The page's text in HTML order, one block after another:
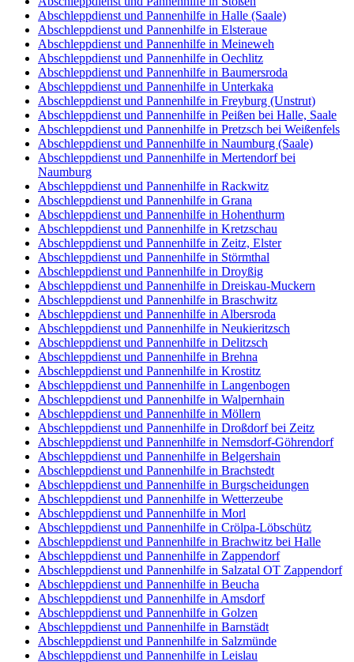
Abschleppdienst und Pannenhilfe in Halle (Saale)
Abschleppdienst und Pannenhilfe in Elsteraue
Abschleppdienst und Pannenhilfe in Meineweh
Abschleppdienst und Pannenhilfe in Oechlitz
Abschleppdienst und Pannenhilfe in Baumersroda
Abschleppdienst und Pannenhilfe in Unterkaka
Abschleppdienst und Pannenhilfe in Freyburg (Unstrut)
Abschleppdienst und Pannenhilfe in Peißen bei Halle, Saale
Abschleppdienst und Pannenhilfe in Pretzsch bei Weißenfels
Abschleppdienst und Pannenhilfe in Naumburg (Saale)
Abschleppdienst und Pannenhilfe in Mertendorf bei
Naumburg
Abschleppdienst und Pannenhilfe in Rackwitz
Abschleppdienst und Pannenhilfe in Grana
Abschleppdienst und Pannenhilfe in Hohenthurm
Abschleppdienst und Pannenhilfe in Kretzschau
Abschleppdienst und Pannenhilfe in Zeitz, Elster
Abschleppdienst und Pannenhilfe in Störmthal
Abschleppdienst und Pannenhilfe in Droyßig
Abschleppdienst und Pannenhilfe in Dreiskau-Muckern
Abschleppdienst und Pannenhilfe in Braschwitz
Abschleppdienst und Pannenhilfe in Albersroda
Abschleppdienst und Pannenhilfe in Neukieritzsch
Abschleppdienst und Pannenhilfe in Delitzsch
Abschleppdienst und Pannenhilfe in Brehna
Abschleppdienst und Pannenhilfe in Krostitz
Abschleppdienst und Pannenhilfe in Langenbogen
Abschleppdienst und Pannenhilfe in Walpernhain
Abschleppdienst und Pannenhilfe in Möllern
Abschleppdienst und Pannenhilfe in Droßdorf bei Zeitz
Abschleppdienst und Pannenhilfe in Nemsdorf-Göhrendorf
Abschleppdienst und Pannenhilfe in Belgershain
Abschleppdienst und Pannenhilfe in Brachstedt
Abschleppdienst und Pannenhilfe in Burgscheidungen
Abschleppdienst und Pannenhilfe in Wetterzeube
Abschleppdienst und Pannenhilfe in Morl
Abschleppdienst und Pannenhilfe in Crölpa-Löbschütz
Abschleppdienst und Pannenhilfe in Brachwitz bei Halle
Abschleppdienst und Pannenhilfe in Zappendorf
Abschleppdienst und Pannenhilfe in Salzatal OT Zappendorf
Abschleppdienst und Pannenhilfe in Beucha
Abschleppdienst und Pannenhilfe in Amsdorf
Abschleppdienst und Pannenhilfe in Golzen
Abschleppdienst und Pannenhilfe in Barnstädt
Abschleppdienst und Pannenhilfe in Salzmünde
Abschleppdienst und Pannenhilfe in Leislau